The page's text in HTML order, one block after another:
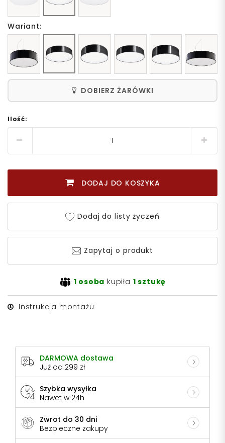
Wariant:
DOBIERZ ŻARÓWKI
Ilość:
DODAJ DO KOSZYKA
Dodaj do listy życzeń
Zapytaj o produkt
1 osoba kupiła 1 sztukę
Instrukcja montażu
DARMOWA dostawa
Już od 299 zł
Szybka wysyłka
Nawet w 24h
Zwrot do 30 dni
Bezpieczne zakupy